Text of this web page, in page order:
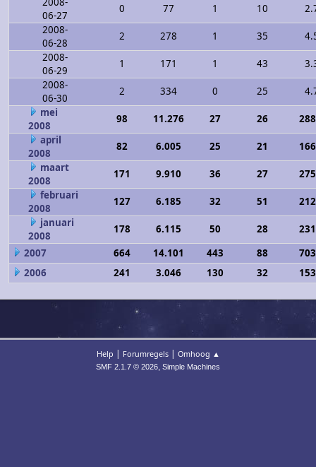
06-27
0 77 1 10
2008-
06-28
2 278 1 35
2008-
06-29
1 171 1 43
2008-
06-30
2 334 0 25
mei
2008
98 11.276 27 26
april
2008
82 6.005 25 21
maart
2008
171 9.910 36 27
februari
2008
127 6.185 32 51
januari
2008
178 6.115 50 28
2007
664 14.101 443 88
2006
241 3.046 130 32
Help | Forumregels| Omhoog ▲
SMF 2.1.7 © 2026, Simple Machines